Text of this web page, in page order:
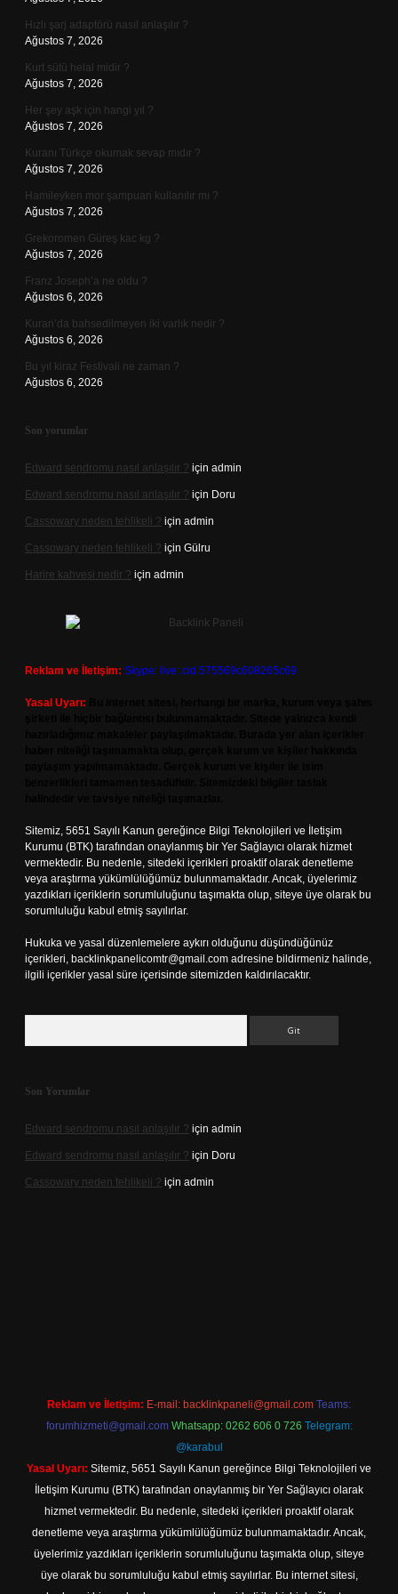
Hızlı şarj adaptörü nasıl anlaşılır ?
Ağustos 7, 2026
Kurt sütü helal midir ?
Ağustos 7, 2026
Her şey aşk için hangi yıl ?
Ağustos 7, 2026
Kuranı Türkçe okumak sevap mıdır ?
Ağustos 7, 2026
Hamileyken mor şampuan kullanılır mı ?
Ağustos 7, 2026
Grekoromen Güreş kac kg ?
Ağustos 7, 2026
Franz Joseph’a ne oldu ?
Ağustos 6, 2026
Kuran’da bahsedilmeyen iki varlık nedir ?
Ağustos 6, 2026
Bu yıl kiraz Festivali ne zaman ?
Ağustos 6, 2026
Son yorumlar
Edward sendromu nasıl anlaşılır ? için admin
Edward sendromu nasıl anlaşılır ? için Doru
Cassowary neden tehlikeli ? için admin
Cassowary neden tehlikeli ? için Gülru
Harire kahvesi nedir ? için admin
Reklam ve İletişim: Skype: live:.cid.575569c608265c69
Yasal Uyarı:
Sitemiz, 5651 Sayılı Kanun gereğince Bilgi Teknolojileri ve İletişim
Kurumu (BTK) tarafından onaylanmış bir Yer Sağlayıcı olarak hizmet
vermektedir. Bu nedenle, sitedeki içerikleri proaktif olarak denetleme
veya araştırma yükümlülüğümüz bulunmamaktadır. Ancak, üyelerimiz
yazdıkları içeriklerin sorumluluğunu taşımakta olup, siteye üye olarak bu
sorumluluğu kabul etmiş sayılırlar.
Hukuka ve yasal düzenlemelere aykırı olduğunu düşündüğünüz
içerikleri, backlinkpanelicomtr@gmail.com adresine bildirmeniz halinde,
ilgili içerikler yasal süre içerisinde sitemizden kaldırılacaktır.
Son Yorumlar
Edward sendromu nasıl anlaşılır ? için admin
Edward sendromu nasıl anlaşılır ? için Doru
Cassowary neden tehlikeli ? için admin
Reklam ve İletişim: E-mail: backlinkpaneli@gmail.com Teams:
forumhizmeti@gmail.com Whatsapp: 0262 606 0 726 Telegram:
@karabul
Yasal Uyarı: Sitemiz, 5651 Sayılı Kanun gereğince Bilgi Teknolojileri ve
İletişim Kurumu (BTK) tarafından onaylanmış bir Yer Sağlayıcı olarak
hizmet vermektedir. Bu nedenle, sitedeki içerikleri proaktif olarak
denetleme veya araştırma yükümlülüğümüz bulunmamaktadır. Ancak,
üyelerimiz yazdıkları içeriklerin sorumluluğunu taşımakta olup, siteye
üye olarak bu sorumluluğu kabul etmiş sayılırlar. Bu internet sitesi,